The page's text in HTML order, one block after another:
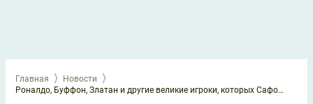
Главная
Новости
Роналдо, Буффон, Златан и другие великие игроки, которых Сафонов опередил по количеству титулов ЛЧ